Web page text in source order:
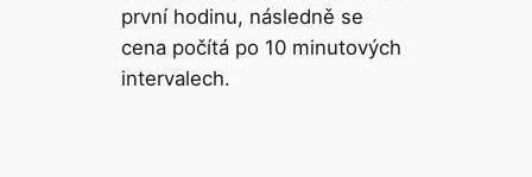
první hodinu, následně se
cena počítá po 10 minutových
intervalech.